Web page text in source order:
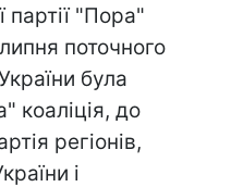
партії "Пора"
поточного
була
коаліція, до
регіонів,
і